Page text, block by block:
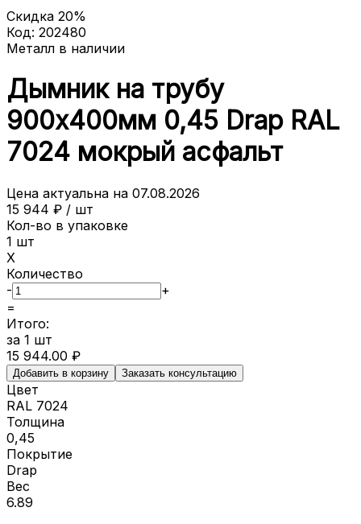
Скидка 20%
Код: 202480
Металл в наличии
Дымник на трубу
900х400мм 0,45 Drap RAL
7024 мокрый асфальт
Цена актуальна на 07.08.2026
15 944 ₽ / шт
Кол-во в упаковке
1 шт
X
Количество
-
+
=
Итого:
за 1 шт
15 944.00 ₽
Добавить в корзину Заказать консультацию
Цвет
RAL 7024
Толщина
0,45
Покрытие
Drap
Вес
6.89